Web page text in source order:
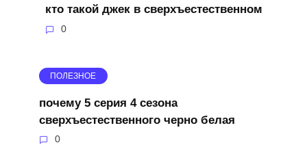
кто такой джек в сверхъестественном
0
ПОЛЕЗНОЕ
почему 5 серия 4 сезона
сверхъестественного черно белая
0